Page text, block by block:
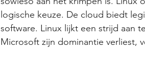
logische keuze. De cloud biedt
software. Linux lijkt een strijd aan
Microsoft zijn dominantie verliest,